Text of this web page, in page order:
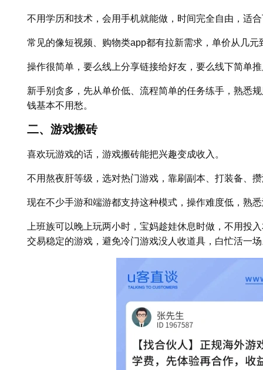
不用学历和技术，会用手机就能做，时间完全自由，适
常见的像短视频、购物类app都有拉新需求，单价从几元
操作很简单，要么线上分享链接给好友，要么线下简单
新手别贪多，先从单价低、流程简单的任务练手，熟悉
钱基本不用愁。
二、游戏搬砖
喜欢玩游戏的话，游戏搬砖能把兴趣变成收入。
不用熬夜肝等级，选对热门游戏，靠刷副本、打装备、
现在不少手游和端游都支持这种模式，操作难度低，熟
上班族可以晚上玩两小时，宝妈趁娃休息时做，不用投
交易稳定的游戏，避免冷门游戏没人收道具，白忙活一